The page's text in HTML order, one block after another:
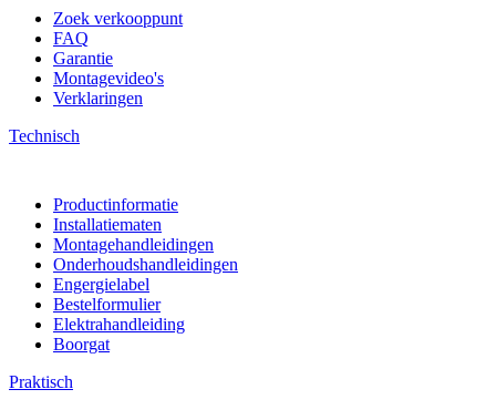
Zoek verkooppunt
FAQ
Garantie
Montagevideo's
Verklaringen
Technisch
Productinformatie
Installatiematen
Montagehandleidingen
Onderhoudshandleidingen
Engergielabel
Bestelformulier
Elektrahandleiding
Boorgat
Praktisch